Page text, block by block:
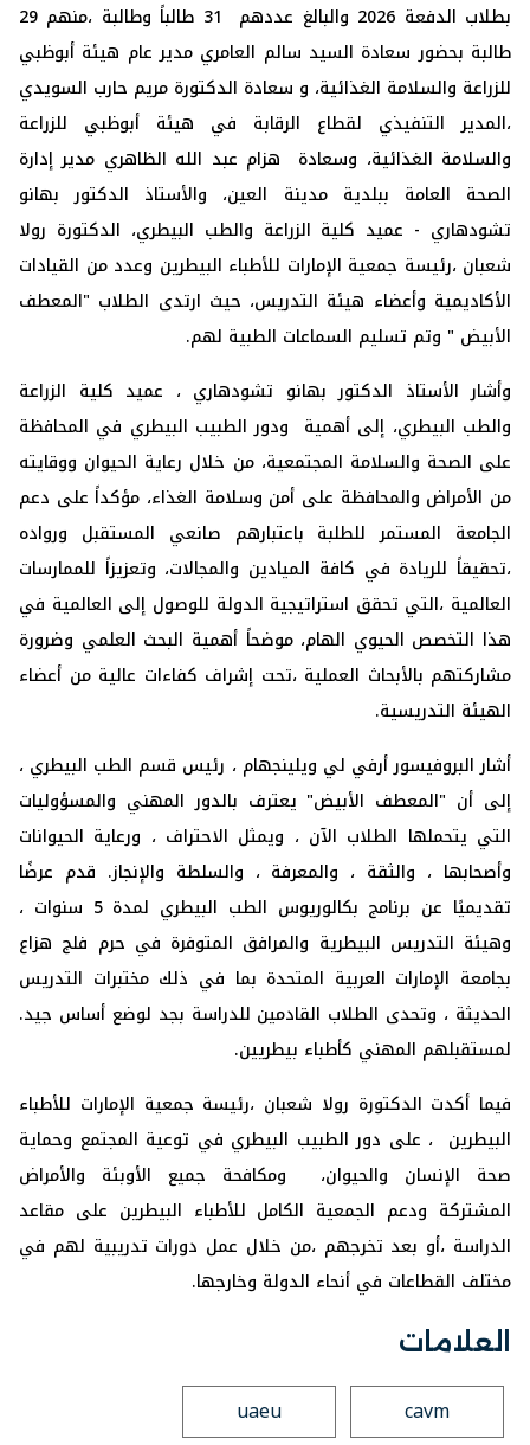
بطلاب الدفعة 2026 والبالغ عددهم 31 طالباً وطالبة ،منهم 29
طالبة بحضور سعادة السيد سالم العامري مدير عام هيئة أبوظبي
للزراعة والسلامة الغذائية، و سعادة الدكتورة مريم حارب السويدي
،المدير التنفيذي لقطاع الرقابة في هيئة أبوظبي للزراعة
والسلامة الغذائية، وسعادة هزام عبد الله الظاهري مدير إدارة
الصحة العامة ببلدية مدينة العين، والأستاذ الدكتور بهانو
تشودهاري - عميد كلية الزراعة والطب البيطري، الدكتورة رولا
شعبان ،رئيسة جمعية الإمارات للأطباء البيطرين وعدد من القيادات
الأكاديمية وأعضاء هيئة التدريس، حيث ارتدى الطلاب "المعطف
الأبيض " وتم تسليم السماعات الطبية لهم.
وأشار الأستاذ الدكتور بهانو تشودهاري ، عميد كلية الزراعة
والطب البيطري، إلى أهمية ودور الطبيب البيطري في المحافظة
على الصحة والسلامة المجتمعية، من خلال رعاية الحيوان ووقايته
من الأمراض والمحافظة على أمن وسلامة الغذاء، مؤكداً على دعم
الجامعة المستمر للطلبة باعتبارهم صانعي المستقبل ورواده
،تحقيقاً للريادة في كافة الميادين والمجالات، وتعزيزاً للممارسات
العالمية ،التي تحقق استراتيجية الدولة للوصول إلى العالمية في
هذا التخصص الحيوي الهام، موضحاً أهمية البحث العلمي وضرورة
مشاركتهم بالأبحاث العملية ،تحت إشراف كفاءات عالية من أعضاء
الهيئة التدريسية.
أشار البروفيسور أرفي لي ويلينجهام ، رئيس قسم الطب البيطري ،
إلى أن "المعطف الأبيض" يعترف بالدور المهني والمسؤوليات
التي يتحملها الطلاب الآن ، ويمثل الاحتراف ، ورعاية الحيوانات
وأصحابها ، والثقة ، والمعرفة ، والسلطة والإنجاز. قدم عرضًا
تقديميًا عن برنامج بكالوريوس الطب البيطري لمدة 5 سنوات ،
وهيئة التدريس البيطرية والمرافق المتوفرة في حرم فلج هزاع
بجامعة الإمارات العربية المتحدة بما في ذلك مختبرات التدريس
الحديثة ، وتحدى الطلاب القادمين للدراسة بجد لوضع أساس جيد.
لمستقبلهم المهني كأطباء بيطريين.
فيما أكدت الدكتورة رولا شعبان ،رئيسة جمعية الإمارات للأطباء
البيطرين ، على دور الطبيب البيطري في توعية المجتمع وحماية
صحة الإنسان والحيوان، ومكافحة جميع الأوبئة والأمراض
المشتركة ودعم الجمعية الكامل للأطباء البيطرين على مقاعد
الدراسة ،أو بعد تخرجهم ،من خلال عمل دورات تدريبية لهم في
مختلف القطاعات في أنحاء الدولة وخارجها.
العلامات
cavm
uaeu